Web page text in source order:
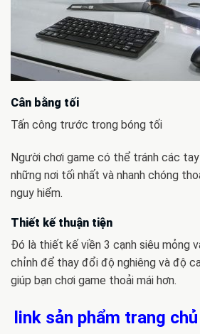
Cân bằng tối
Tấn công trước trong bóng tối
Người chơi game có thể tránh các
những nơi tối nhất và nhanh chóng
nguy hiểm.
Thiết kế thuận tiện
Đó là thiết kế viền 3 cạnh siêu mỏng
chỉnh để thay đổi độ nghiêng và độ
giúp bạn chơi game thoải mái hơn.
link sản phẩm trang